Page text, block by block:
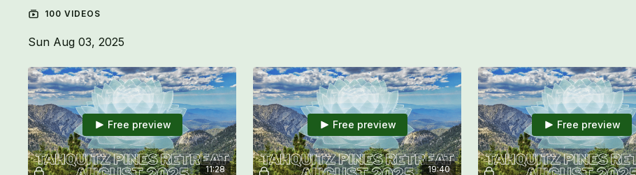
100 VIDEOS
Sun Aug 03, 2025
11:28
Free preview
19:40
Free preview Free preview